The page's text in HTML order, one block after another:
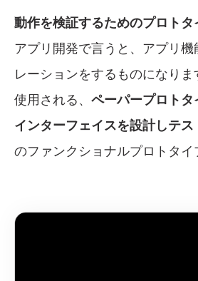
動作を検証するためのプロトタ
アプリ開発で言うと、アプリ
レーションをするものになり
使用される、 ペーパープロトタ
インターフェイスを設計しテ
のファンクショナルプロトタイ